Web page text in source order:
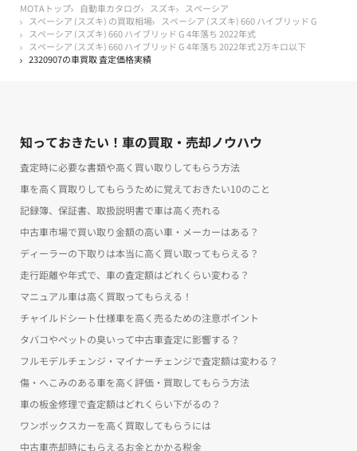
MOTAトップ
自動車カタログ スズキ
スペーシア
スペーシア (スズキ) の買取相場
スペーシア (スズキ) 660 ハイブリッド G
スペーシア (スズキ) 660 ハイブリッド G 4年落ち 2022年式
スペーシア (スズキ) 660 ハイブリッド G 4年落ち 2022年式 2万キロ以下
2320907の車買取 査定価格実績
知っておきたい！車の買取・売却ノウハウ
査定時に必要な書類や高く買い取りしてもらう方法
車を高く買取りしてもらうために覚えておきたい10のこと
記録簿、保証書、取扱説明書で車は高く売れる
中古車市場で買い取り金額の高い車・メーカーはある？
ディーラーの下取りは本当に高く買い取ってもらえる？
走行距離や年式で、車の査定額はどれくらい変わる？
マニュアル車は高く買取ってもらえる！
チャイルドシート仕様車を高く売るための注意ポイント
タバコやペットの臭いって中古車査定に影響する？
フルモデルチェンジ・マイナーチェンジで査定額は変わる？
傷・へこみのある車を高く評価・買取してもらう方法
車の板金修理で査定額はどれくらい下がるの？
ワンボックスカーを高く買取してもらうには
中古車売却時にもらえるお金とかかる税金